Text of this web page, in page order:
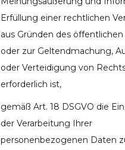
Erfüllung einer rechtlichen
aus Gründen des
oder zur Geltendmachung,
oder Verteidigung von
erforderlich ist,
gemäß Art. 18 DSGVO die
der Verarbeitung Ihrer
personenbezogenen Daten